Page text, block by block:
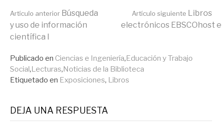
Seguir
leyendo
Artículo anterior Búsqueda
y uso de información
científica I
Artículo siguiente Libros
electrónicos EBSCOhost
Publicado en Ciencias e Ingeniería,Educación y Trabajo
Social,Lecturas,Noticias de la Biblioteca
Etiquetado en Exposiciones, Libros
DEJA UNA RESPUESTA